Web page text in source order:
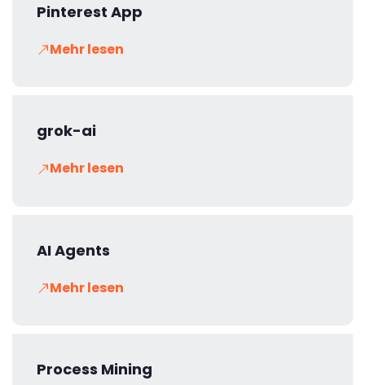
Pinterest App
Mehr lesen
grok-ai
Mehr lesen
AI Agents
Mehr lesen
Process Mining